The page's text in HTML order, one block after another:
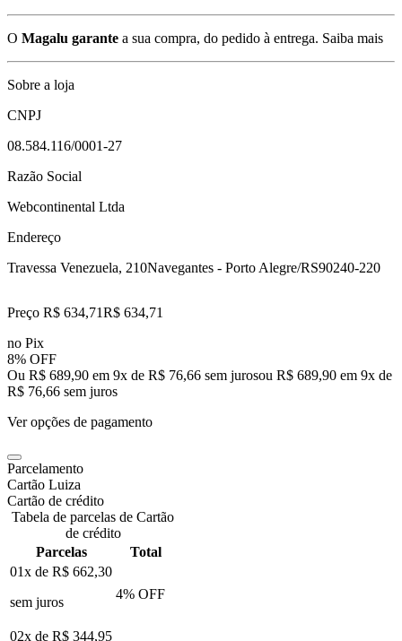
O Magalu garante a sua compra, do pedido à entrega. Saiba mais
Sobre a loja
CNPJ
08.584.116/0001-27
Razão Social
Webcontinental Ltda
Endereço
Travessa Venezuela, 210Navegantes - Porto Alegre/RS90240-220
Preço R$ 634,71R$ 634,71
no Pix
8% OFF
Ou R$ 689,90 em 9x de R$ 76,66 sem jurosou R$ 689,90 em 9x de
R$ 76,66 sem juros
Ver opções de pagamento
Parcelamento
Cartão Luiza
Cartão de crédito
Tabela de parcelas de Cartão
de crédito
Parcelas
Total
01x de R$ 662,30
sem juros
4% OFF
02x de R$ 344,95